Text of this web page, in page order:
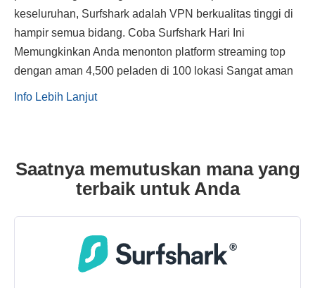
keseluruhan, Surfshark adalah VPN berkualitas tinggi di
hampir semua bidang. Coba Surfshark Hari Ini
Memungkinkan Anda menonton platform streaming top
dengan aman 4,500 peladen di 100 lokasi Sangat aman
Info Lebih Lanjut
Saatnya memutuskan mana yang
terbaik untuk Anda